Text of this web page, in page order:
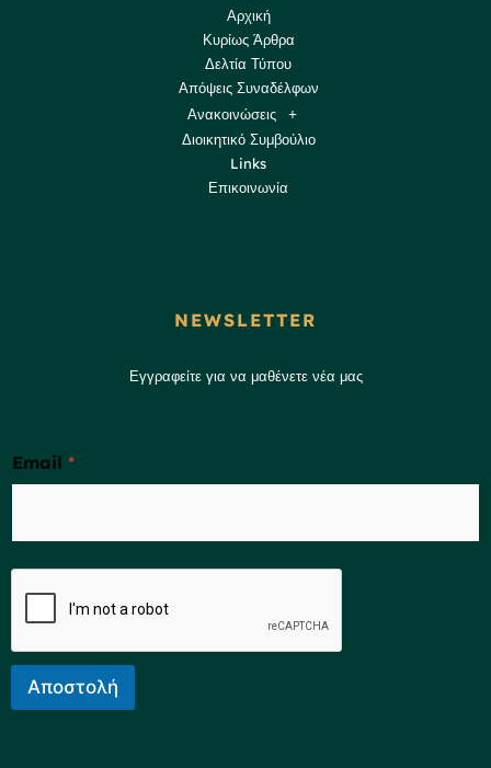
Αρχική
Κυρίως Άρθρα
Δελτία Τύπου
Απόψεις Συναδέλφων
Ανακοινώσεις
Διοικητικό Συμβούλιο
Links
Επικοινωνία
NEWSLETTER
Εγγραφείτε για να μαθένετε νέα μας
Email *
Αποστολή